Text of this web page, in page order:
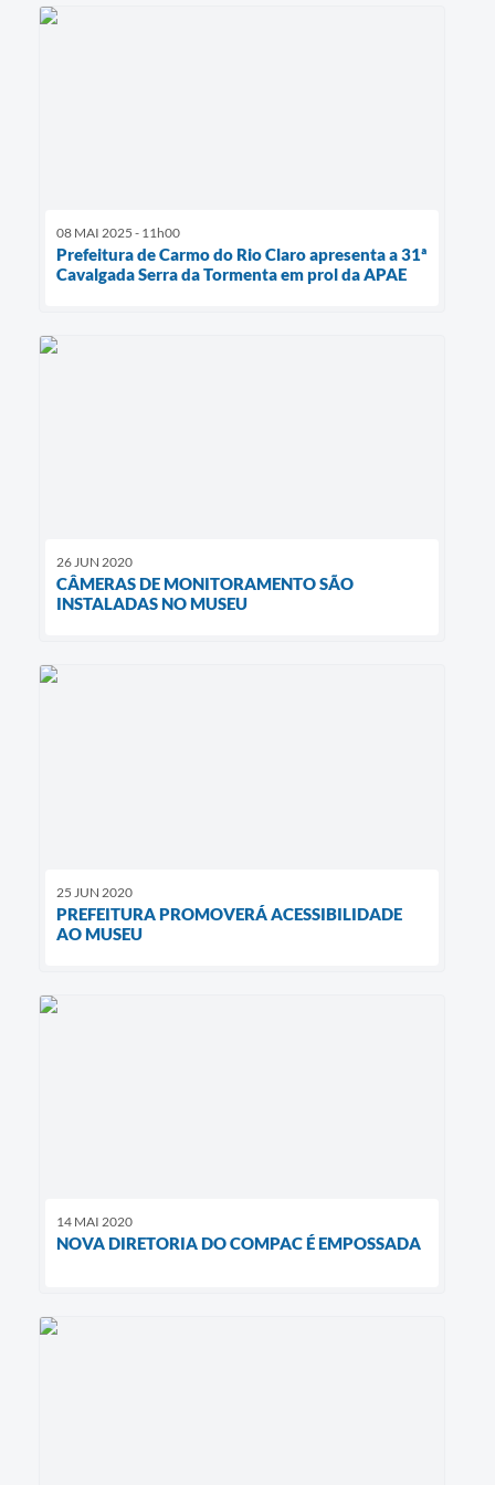
08 MAI 2025 - 11h00
Prefeitura de Carmo do Rio Claro apresenta a 31ª
Cavalgada Serra da Tormenta em prol da APAE
26 JUN 2020
CÂMERAS DE MONITORAMENTO SÃO
INSTALADAS NO MUSEU
25 JUN 2020
PREFEITURA PROMOVERÁ ACESSIBILIDADE
AO MUSEU
14 MAI 2020
NOVA DIRETORIA DO COMPAC É EMPOSSADA